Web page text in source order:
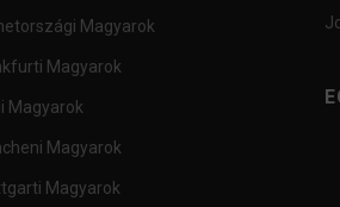
Magyarok
Magyarok
Magyarok
Magyarok
Magyarok